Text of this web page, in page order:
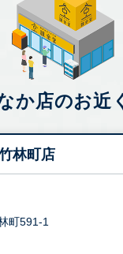
か店のお近
林町店
町591-1